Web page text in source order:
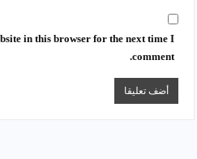
in this browser for the next time I
comment.